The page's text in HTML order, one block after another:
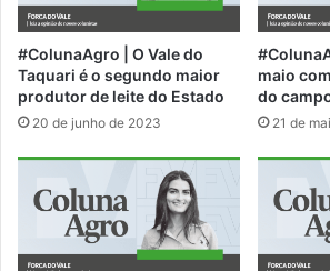
#ColunaAgro | O Vale do
Taquari é o segundo maior
produtor de leite do Estado
20 de junho de 2023
maio
do
21 de